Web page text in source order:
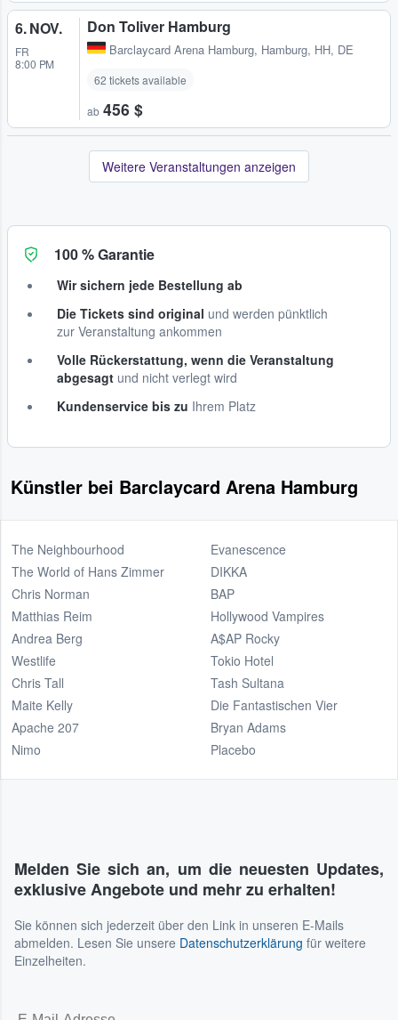
6. NOV.
FR
8:00 PM
Don Toliver Hamburg
Barclaycard Arena Hamburg, Hamburg, HH, DE
62 tickets available
ab 456 $
Weitere Veranstaltungen anzeigen
100 % Garantie
Wir sichern jede Bestellung ab
Die Tickets sind original und werden pünktlich
zur Veranstaltung ankommen
Volle Rückerstattung, wenn die Veranstaltung
abgesagt und nicht verlegt wird
Kundenservice bis zu Ihrem Platz
Künstler bei Barclaycard Arena Hamburg
The Neighbourhood
The World of Hans Zimmer
Chris Norman
Matthias Reim
Andrea Berg
Westlife
Chris Tall
Maite Kelly
Apache 207
Nimo
Evanescence
DIKKA
BAP
Hollywood Vampires
A$AP Rocky
Tokio Hotel
Tash Sultana
Die Fantastischen Vier
Bryan Adams
Placebo
Melden Sie sich an, um die neuesten Updates,
exklusive Angebote und mehr zu erhalten!
Sie können sich jederzeit über den Link in unseren E-Mails
abmelden. Lesen Sie unsere Datenschutzerklärung für weitere
Einzelheiten.